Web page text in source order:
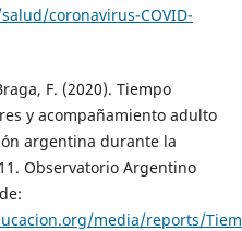
coronavirus-COVID-
F. (2020). Tiempo
y acompañamiento adulto
argentina durante la
Observatorio Argentino
media/reports/